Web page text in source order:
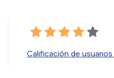
Calificación de